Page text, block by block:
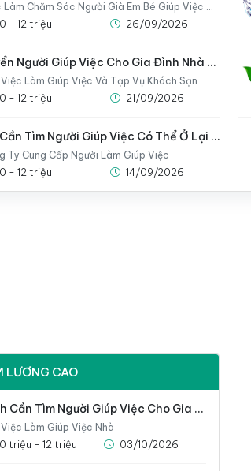
- 12 triệu 26/09/2026
Tuyển Người Giúp Việc Cho Gia Đình Nhà Mình Gấp
Làm Giúp Việc Và Tạp Vụ Khách Sạn
- 12 triệu 21/09/2026
Em Cần Tìm Người Giúp Việc Có Thể Ở Lại Nhà Luôn
Ty Cung Cấp Người Làm Giúp Việc
- 12 triệu 14/09/2026
LƯƠNG CAO
Mình Cần Tìm Người Giúp Việc Cho Gia Đình Nhà Mình Gấp
Làm Giúp Việc Nhà
triệu - 12 triệu 03/10/2026